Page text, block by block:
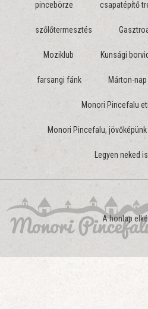
pincebörze csapatépítő
szőlőtermesztés
Moziklub Kunsági
farsangi fánk Márton-nap
Monori Pincefalu
Monori Pincefalu, jövőképünk
Legyen neked
A honlap